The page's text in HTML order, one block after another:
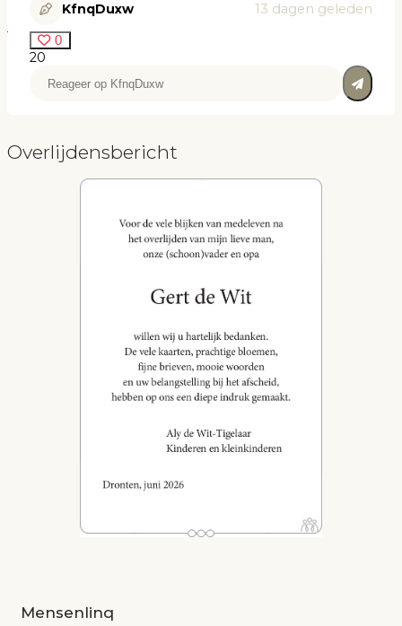
KfnqDuxw 13 dagen geleden
0
20
Overlijdensbericht
Mensenlinq